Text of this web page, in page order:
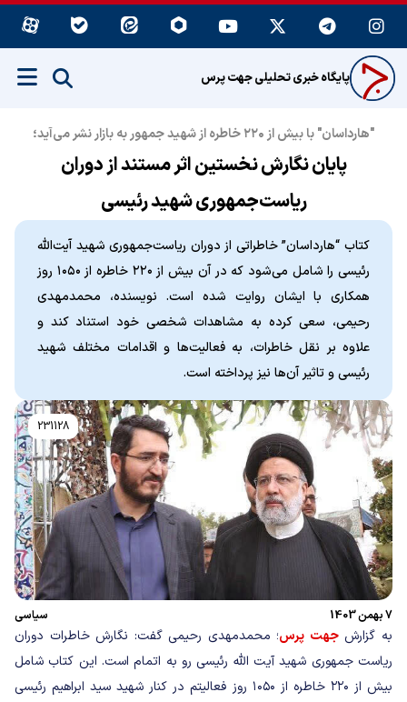
پایگاه خبری تحلیلی جهت پرس
"هارداسان" با بیش از ۲۲۰ خاطره از شهید جمهور به بازار نشر می‌آید؛
پایان نگارش نخستین اثر مستند از دوران
ریاست‌جمهوری شهید رئیسی
کتاب “هارداسان” خاطراتی از دوران ریاست‌جمهوری شهید آیت‌الله
رئیسی را شامل می‌شود که در آن بیش از ۲۲۰ خاطره از ۱۰۵۰ روز
همکاری با ایشان روایت شده است. نویسنده، محمدمهدی
رحیمی، سعی کرده به مشاهدات شخصی خود استناد کند و
علاوه بر نقل خاطرات، به فعالیت‌ها و اقدامات مختلف شهید
رئیسی و تاثیر آن‌ها نیز پرداخته است.
231128
7 بهمن 1403 سیاسی
به گزارشجهت پرس؛ محمدمهدی رحیمی گفت: نگارش خاطرات دوران
ریاست جمهوری شهید آیت الله رئیسی رو به اتمام است. این کتاب شامل
بیش از ۲۲۰ خاطره از ۱۰۵۰ روز فعالیتم در کنار شهید سید ابراهیم رئیسی